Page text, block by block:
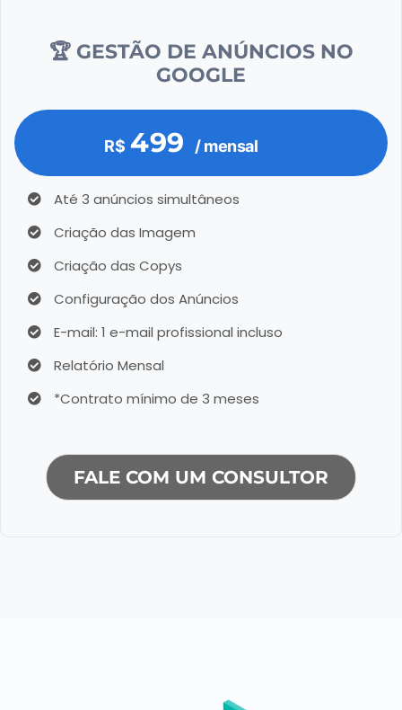
🏆 GESTÃO DE ANÚNCIOS NO
GOOGLE
R$ 499 / mensal
Até 3 anúncios simultâneos
Criação das Imagem
Criação das Copys
Configuração dos Anúncios
E-mail: 1 e-mail profissional incluso
Relatório Mensal
*Contrato mínimo de 3 meses
FALE COM UM CONSULTOR